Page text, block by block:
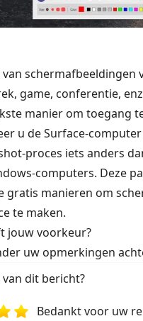
schermafbeeldingen
game, conferentie,
manier om toegang
u de Surface-
proces iets anders
computers. Deze
gratis manieren om
te maken.
jouw voorkeur?
uw opmerkingen
dit bericht?
Bedankt voor uw